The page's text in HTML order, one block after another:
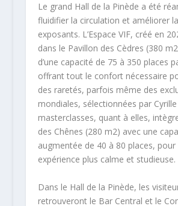
Le grand Hall de la Pinède a été
fluidifier la circulation et améliorer
exposants. L’Espace VIF, créé en
dans le Pavillon des Cèdres (380
d’une capacité de 75 à 350 places
offrant tout le confort nécessaire
des raretés, parfois même des
mondiales, sélectionnées par
masterclasses, quant à elles,
des Chênes (280 m2) avec une
augmentée de 40 à 80 places, pour
expérience plus calme et studieuse.
Dans le Hall de la Pinède, les
retrouveront le Bar Central et le